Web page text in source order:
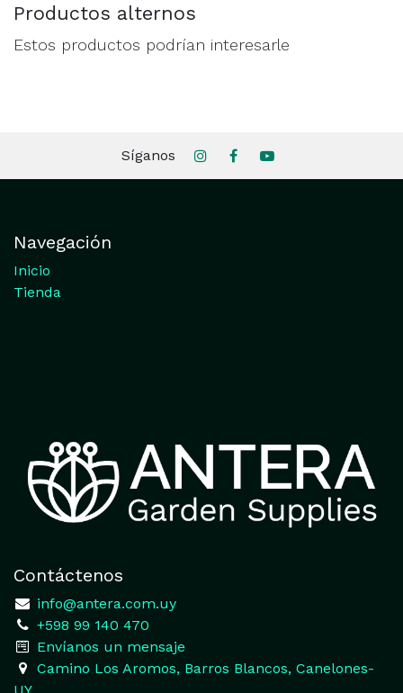
Productos alternos
Estos productos podrían interesarle
Síganos
Navegación
Inicio
Tienda
Contáctenos
info@antera.com.uy
+598 99 140 470
​Envíanos un mensaje
​Camino Los Aromos, Barros Blancos, Canelones-